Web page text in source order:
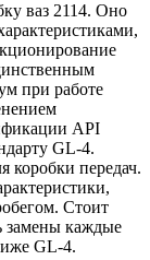
ваз 2114. Оно
при работе
АРI
GL-4.
коробки передач.
Стоит
замены каждые
GL-4.